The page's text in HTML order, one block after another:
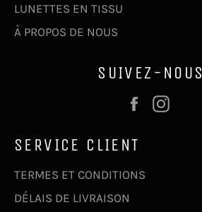
LUNETTES EN TISSU
À PROPOS DE NOUS
SUIVEZ-NOUS
Facebook
SERVICE CLIENT
TERMES ET CONDITIONS
DÉLAIS DE LIVRAISON